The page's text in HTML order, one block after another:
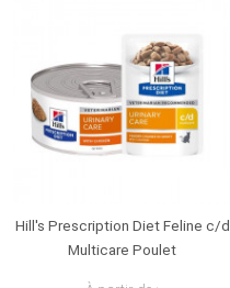
Hill's Prescription Diet Feline c/d
Multicare Poulet